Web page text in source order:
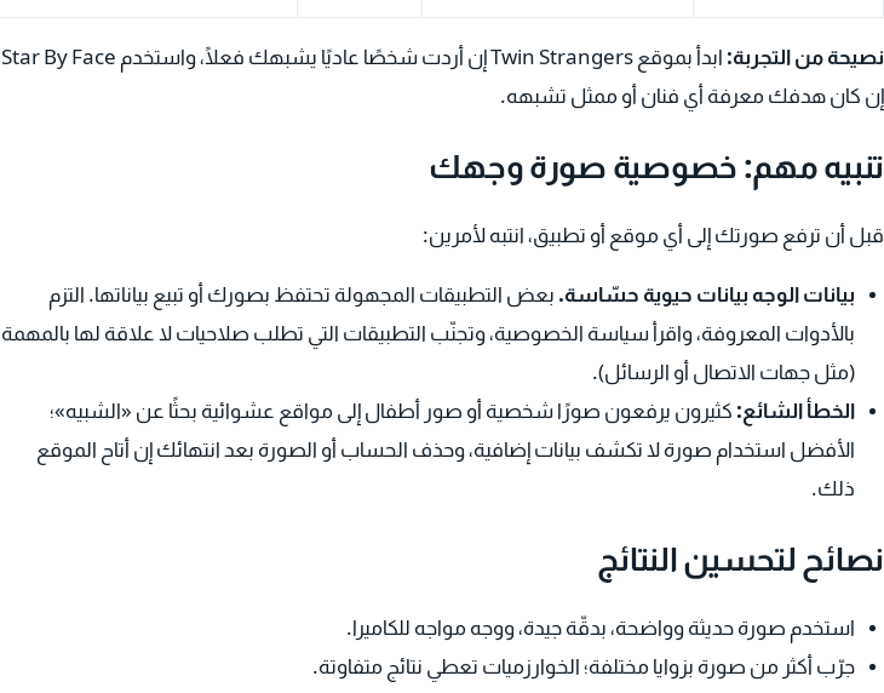
نصيحة من التجربة:
ابدأ بموقع Twin Strangers إن أردت شخصًا عاديًا يشبهك فعلًا، واستخدم Star By Face
إن كان هدفك معرفة أي فنان أو ممثل تشبهه.
تنبيه مهم: خصوصية صورة وجهك
قبل أن ترفع صورتك إلى أي موقع أو تطبيق، انتبه لأمرين:
بيانات الوجه بيانات حيوية حسّاسة. بعض التطبيقات المجهولة تحتفظ بصورك أو تبيع بياناتها. التزم
بالأدوات المعروفة، واقرأ سياسة الخصوصية، وتجنّب التطبيقات التي تطلب صلاحيات لا علاقة لها بالمهمة
(مثل جهات الاتصال أو الرسائل).
الخطأ الشائع: كثيرون يرفعون صورًا شخصية أو صور أطفال إلى مواقع عشوائية بحثًا عن «الشبيه»؛
الأفضل استخدام صورة لا تكشف بيانات إضافية، وحذف الحساب أو الصورة بعد انتهائك إن أتاح الموقع
ذلك.
نصائح لتحسين النتائج
استخدم صورة حديثة وواضحة، بدقّة جيدة، ووجه مواجه للكاميرا.
جرّب أكثر من صورة بزوايا مختلفة؛ الخوارزميات تعطي نتائج متفاوتة.